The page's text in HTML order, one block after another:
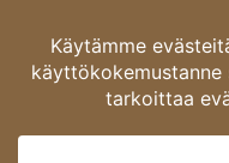
Ota meihin